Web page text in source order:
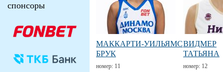
МАККАРТИ-УИЛЬЯМС
БРУК
номер: 11
ВИДМЕР
ТАТЬЯНА
номер: 12
спонсоры